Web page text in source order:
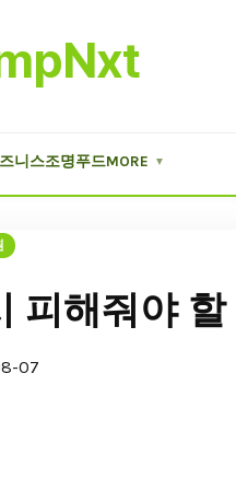
니스조명푸드MORE ▼
피해줘야
07